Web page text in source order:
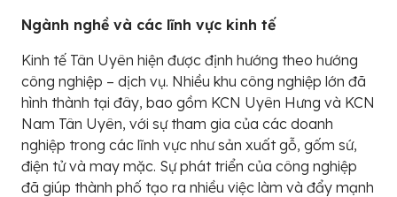
Ngành nghề và các lĩnh vực kinh tế
Kinh tế Tân Uyên hiện được định hướng theo hướng
công nghiệp – dịch vụ. Nhiều khu công nghiệp lớn đã
hình thành tại đây, bao gồm KCN Uyên Hưng và KCN
Nam Tân Uyên, với sự tham gia của các doanh
nghiệp trong các lĩnh vực như sản xuất gỗ, gốm sứ,
điện tử và may mặc. Sự phát triển của công nghiệp
đã giúp thành phố tạo ra nhiều việc làm và đẩy mạnh